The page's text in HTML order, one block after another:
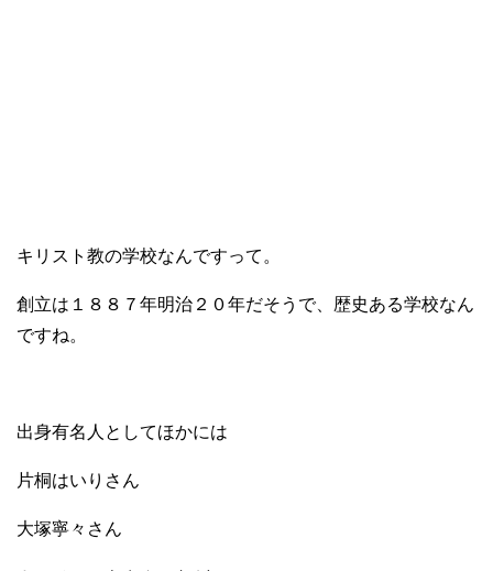
キリスト教の学校なんですって。
創立は１８８７年明治２０年だそうで、歴史ある学校なん
ですね。
出身有名人としてほかには
片桐はいりさん
大塚寧々さん